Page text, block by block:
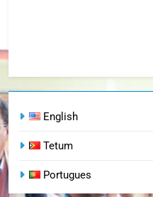
English
Tetum
Portugues